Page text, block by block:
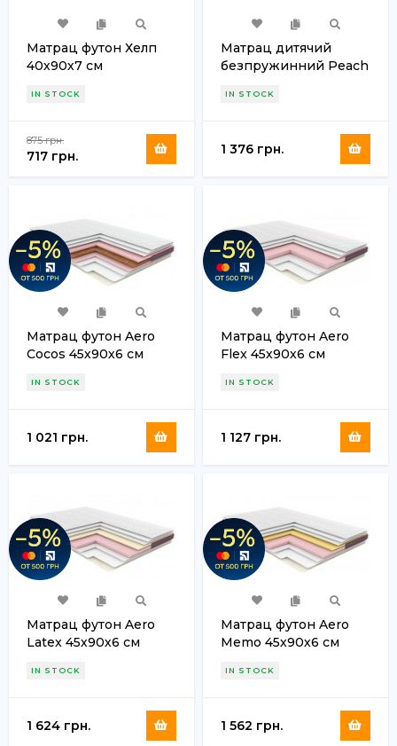
Матрац футон Хелп
40х90х7 см
IN STOCK
875 грн.
717 грн.
Матрац дитячий
безпружинний Peach
IN STOCK
1 376 грн.
Матрац футон Aero
Cocos 45х90х6 см
IN STOCK
1 021 грн.
Матрац футон Aero
Flex 45х90х6 см
IN STOCK
1 127 грн.
Матрац футон Aero
Latex 45х90х6 см
IN STOCK
1 624 грн.
Матрац футон Aero
Memo 45х90х6 см
IN STOCK
1 562 грн.